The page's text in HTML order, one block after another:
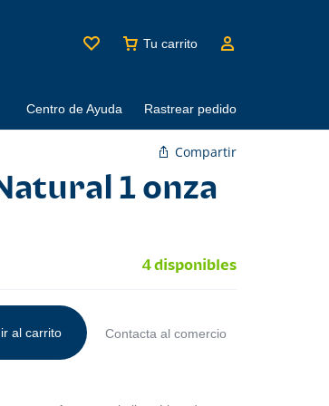
Tu carrito
Centro de Ayuda Rastrear pedido
Compartir
1 onza
4 disponibles
al carrito Contacta al comercio